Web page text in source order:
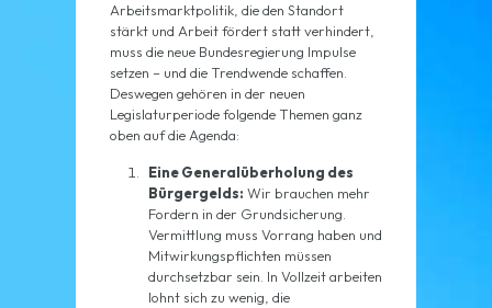
Arbeitsmarktpolitik, die den Standort
stärkt und Arbeit fördert statt verhindert,
muss die neue Bundesregierung Impulse
setzen – und die Trendwende schaffen.
Deswegen gehören in der neuen
Legislaturperiode folgende Themen ganz
oben auf die Agenda:
Eine Generalüberholung des
Bürgergelds: Wir brauchen mehr
Fordern in der Grundsicherung.
Vermittlung muss Vorrang haben und
Mitwirkungspflichten müssen
durchsetzbar sein. In Vollzeit arbeiten
lohnt sich zu wenig, die